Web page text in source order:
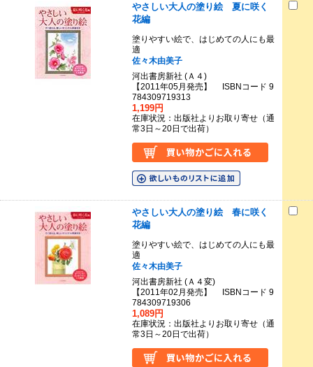
やさしい大人の塗り絵 夏に咲く
花編
塗りやすい絵で、はじめての人にも最
適
佐々木由美子
河出書房新社 (Ａ４)
【2011年05月発売】 ISBNコード 9
784309719313
1,199円
在庫状況：出版社よりお取り寄せ（通
常3日～20日で出荷）
やさしい大人の塗り絵 春に咲く
花編
塗りやすい絵で、はじめての人にも最
適
佐々木由美子
河出書房新社 (Ａ４変)
【2011年02月発売】 ISBNコード 9
784309719306
1,089円
在庫状況：出版社よりお取り寄せ（通
常3日～20日で出荷）